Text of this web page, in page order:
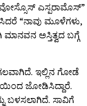
ಎಸ್ಪರಾಮೊಸ್”
“ನಾವು ಮೂಳೆಗಳು,
ಮಾನವನ ಅಸ್ತಿತ್ವದ ಬಗ್ಗೆ
ಇಲ್ಲಿನ ಗೋಡೆ
ಜೋಡಿಸಿದ್ದಾರೆ.
ಬಳಸಲಾಗಿದೆ. ಸಾವಿಗೆ